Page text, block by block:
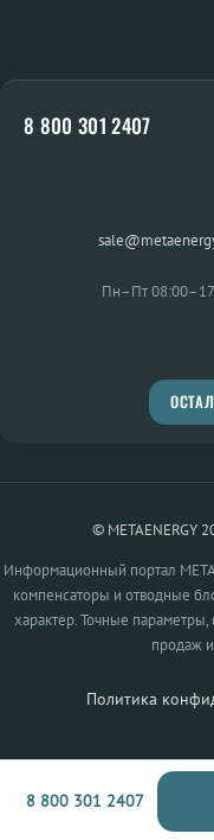
8 800 301 2407
Пн–Пт
© METAENERGY
Информационный портал
компенсаторы и отводные
характер. Точные
продаж
Политика
8 800 301 2407